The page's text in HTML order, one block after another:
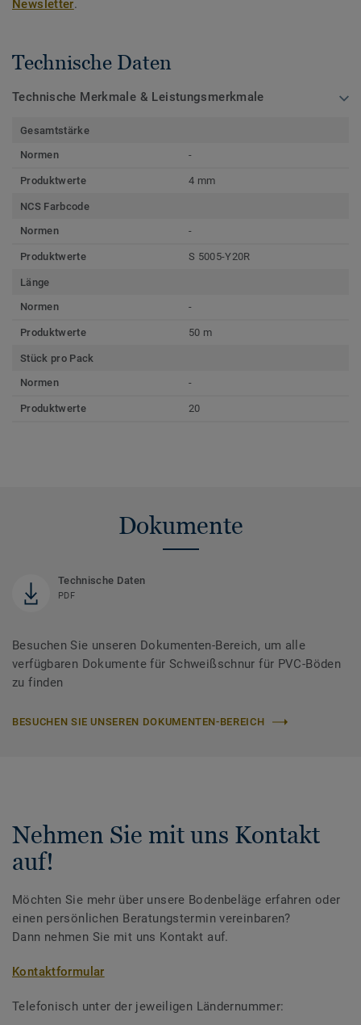
Newsletter.
Technische Daten
Technische Merkmale & Leistungsmerkmale
Gesamtstärke
Normen
-
Produktwerte 4 mm
NCS Farbcode
Normen
-
Produktwerte S 5005-Y20R
Länge
Normen
-
Produktwerte 50 m
Stück pro Pack
Normen
-
Produktwerte 20
Dokumente
Technische Daten
PDF
Besuchen Sie unseren Dokumenten-Bereich, um alle
verfügbaren Dokumente für Schweißschnur für PVC-Böden
zu finden
BESUCHEN SIE UNSEREN DOKUMENTEN-BEREICH
Nehmen Sie mit uns Kontakt
auf!
Möchten Sie mehr über unsere Bodenbeläge erfahren oder
einen persönlichen Beratungstermin vereinbaren?
Dann nehmen Sie mit uns Kontakt auf.
Kontaktformular
Telefonisch unter der jeweiligen Ländernummer: